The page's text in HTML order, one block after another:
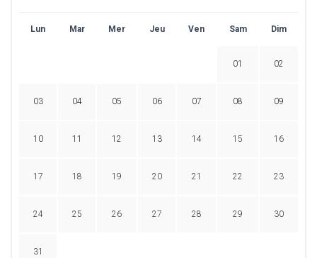
Lun Mar Mer Jeu Ven Sam Dim
01 02
03 04 05 06 07 08 09
10 11 12 13 14 15 16
17 18 19 20 21 22 23
24 25 26 27 28 29 30
31